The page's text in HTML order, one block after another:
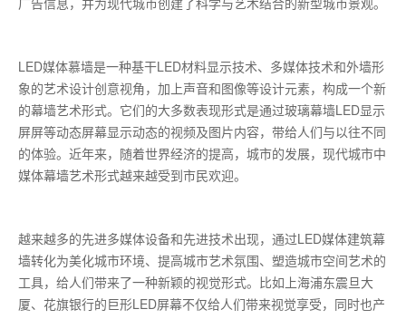
LED媒体慕墙是一种基干LED材料显示技术、多媒体技术和外墙形
象的艺术设计创意视角，加上声音和图像等设计元素，构成一个新
的幕墙艺术形式。它们的大多数表现形式是通过玻璃幕墙LED显示
屏屏等动态屏幕显示动态的视频及图片内容，带给人们与以往不同
的体验。近年来，随着世界经济的提高，城市的发展，现代城市中
媒体幕墙艺术形式越来越受到市民欢迎。
越来越多的先进多媒体设备和先进技术出现，通过LED媒体建筑幕
墙转化为美化城市环境、提高城市艺术氛围、塑造城市空间艺术的
工具，给人们带来了一种新颖的视觉形式。比如上海浦东震旦大
厦、花旗银行的巨形LED屏幕不仅给人们带来视觉享受，同时也产